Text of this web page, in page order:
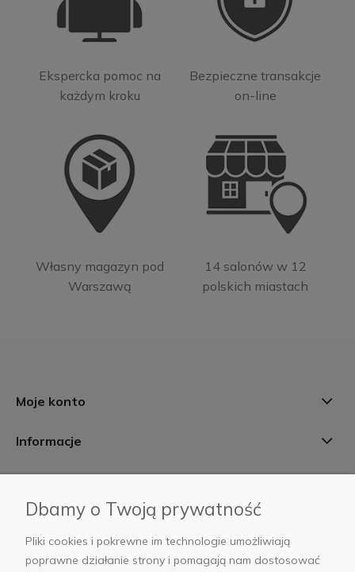
Ekspercka pomoc na
każdym kroku
Bezpieczne transakcje
on-line
Własny magazyn pod
Warszawą
14 salonów w 12
polskich miastach
Moje konto
Informacje
AB Foto
Dbamy o Twoją prywatność
Pliki cookies i pokrewne im technologie umożliwiają
poprawne działanie strony i pomagają nam dostosować